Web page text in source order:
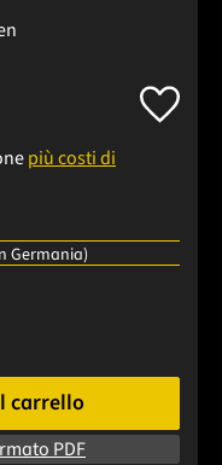
più costi di
Germania)
quantità desiderata o
carrello
PDF